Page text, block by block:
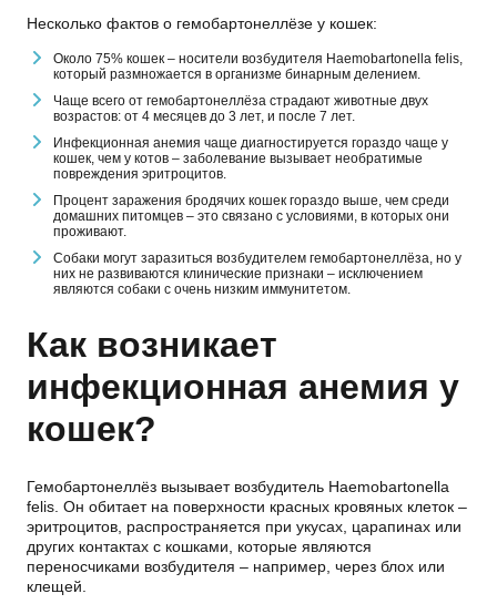
Несколько фактов о гемобартонеллёзе у кошек:
Около 75% кошек – носители возбудителя Haemobartonella felis,
который размножается в организме бинарным делением.
Чаще всего от гемобартонеллёза страдают животные двух
возрастов: от 4 месяцев до 3 лет, и после 7 лет.
Инфекционная анемия чаще диагностируется гораздо чаще у
кошек, чем у котов – заболевание вызывает необратимые
повреждения эритроцитов.
Процент заражения бродячих кошек гораздо выше, чем среди
домашних питомцев – это связано с условиями, в которых они
проживают.
Собаки могут заразиться возбудителем гемобартонеллёза, но у
них не развиваются клинические признаки – исключением
являются собаки с очень низким иммунитетом.
Как возникает
инфекционная анемия у
кошек?
Гемобартонеллёз вызывает возбудитель Haemobartonella
felis. Он обитает на поверхности красных кровяных клеток –
эритроцитов, распространяется при укусах, царапинах или
других контактах с кошками, которые являются
переносчиками возбудителя – например, через блох или
клещей.